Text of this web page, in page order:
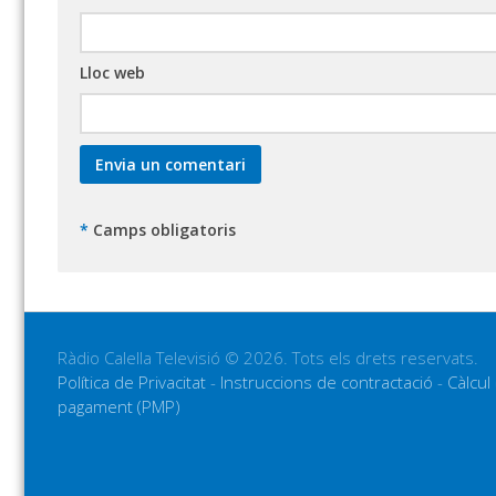
Lloc web
* Camps obligatoris
Ràdio Calella Televisió © 2026. Tots els drets reservats.
Política de Privacitat - Instruccions de contractació -
pagament (PMP)